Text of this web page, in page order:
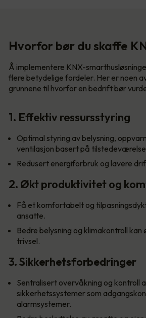
Hvorfor bør du skaffe
Å implementere KNX-
flere betydelige fordeler. Her er noen
grunnene til hvorfor en bedrift bør
1. Effektiv ressursstyring
Optimal styring av belysning,
ventilasjon basert på tilstedeværelse
Redusert energiforbruk og lavere
2. Økt produktivitet og
Få et komfortabelt og
ansatte.
Bedre belysning og klimakontroll
trivsel.
3. Sikkerhetsforbedringer
Sentralisert overvåkning og kontroll
sikkerhetssystemer som
alarmsystemer.